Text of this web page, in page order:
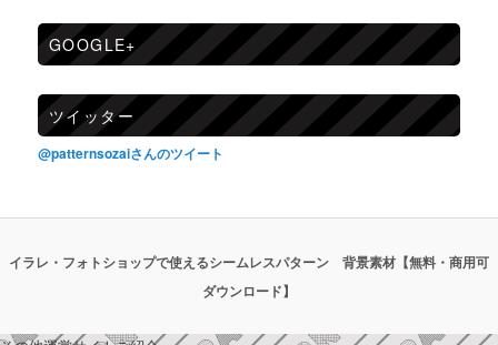
GOOGLE+
ツイッター
@patternsozaiさんのツイート
イラレ・フォトショップで使えるシームレスパターン 背景素材【無料・商用可
ダウンロード】